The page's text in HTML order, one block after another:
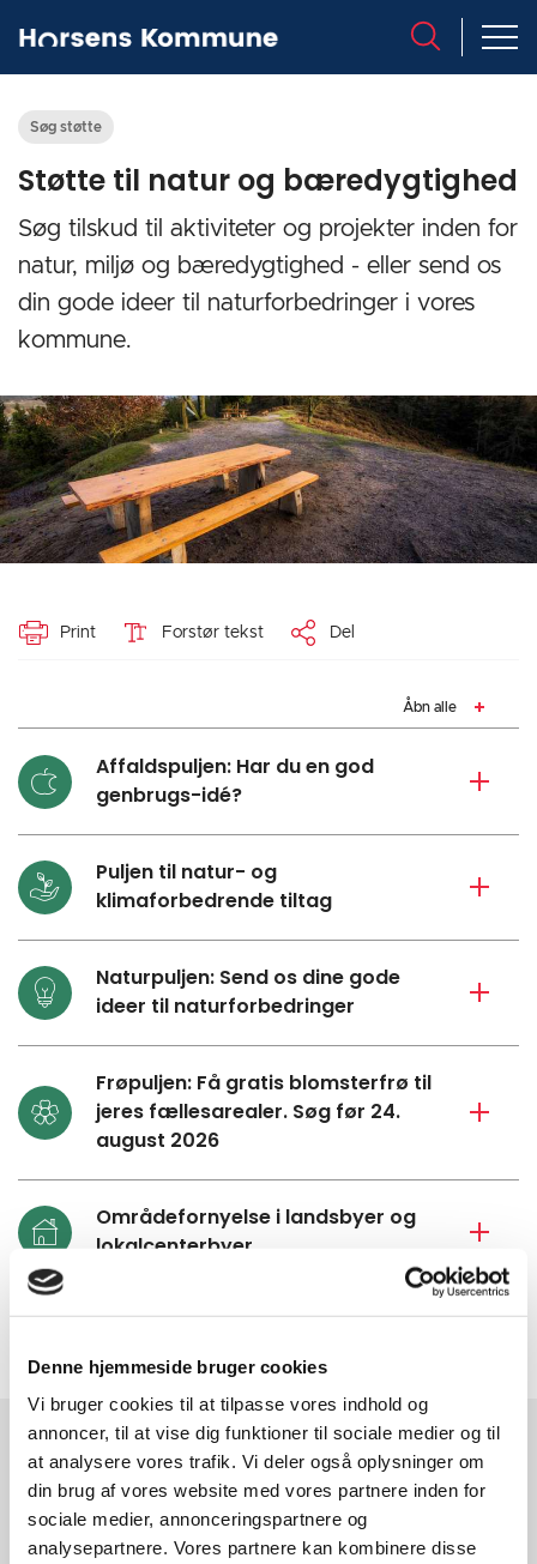
Denne hjemmeside bruger cookies
Vi bruger cookies til at tilpasse vores indhold og
annoncer, til at vise dig funktioner til sociale medier og til
at analysere vores trafik. Vi deler også oplysninger om
din brug af vores website med vores partnere inden for
sociale medier, annonceringspartnere og
analysepartnere. Vores partnere kan kombinere disse
Søg støtte
Støtte til natur og bæredygtighed
Søg tilskud til aktiviteter og projekter inden for
natur, miljø og bæredygtighed - eller send os
din gode ideer til naturforbedringer i vores
kommune.
Print Forstør tekst Del
Åbn alle
Affaldspuljen: Har du en god
genbrugs-idé?
Puljen til natur- og
klimaforbedrende tiltag
Naturpuljen: Send os dine gode
ideer til naturforbedringer
Frøpuljen: Få gratis blomsterfrø til
jeres fællesarealer. Søg før 24.
august 2026
Områdefornyelse i landsbyer og
lokalcenterbyer
Læs mere om